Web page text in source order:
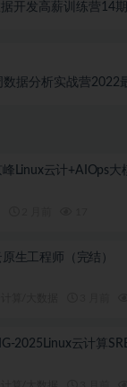
开发高薪训练营14
数据分析实战营2022
峰Linux云计+AIOps大
原生工程师（完结）
2025Linux云计算